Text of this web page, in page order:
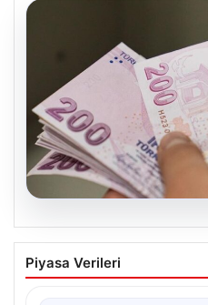
08.08.2026
Bayram ikramiyeleri
2026 Kurban
Piyasa Verileri